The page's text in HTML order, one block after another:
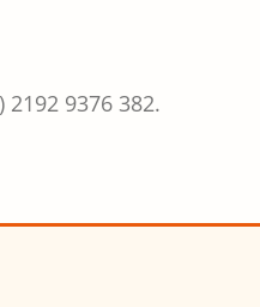
9376 382.